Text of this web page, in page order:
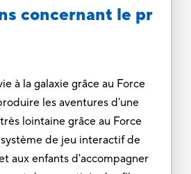
concernant le pr
à la galaxie grâce au Force
les aventures d'une
lointaine grâce au Force
de jeu interactif de
aux enfants d'accompagner